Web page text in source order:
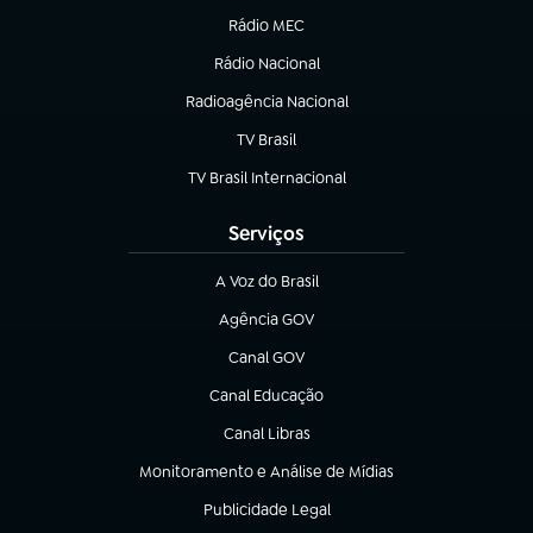
Rádio MEC
Rádio Nacional
(abre em nova aba)
Radioagência Nacional
(abre em nova aba)
TV Brasil
(abre em nova aba)
TV Brasil Internacional
(abre em nova aba)
Serviços
A Voz do Brasil
(abre em nova aba)
Agência GOV
(abre em nova aba)
Canal GOV
(abre em nova aba)
Canal Educação
(abre em nova aba)
Canal Libras
(abre em nova aba)
Monitoramento e Análise de Mídias
(abre em nova aba)
Publicidade Legal
(abre em nova aba)